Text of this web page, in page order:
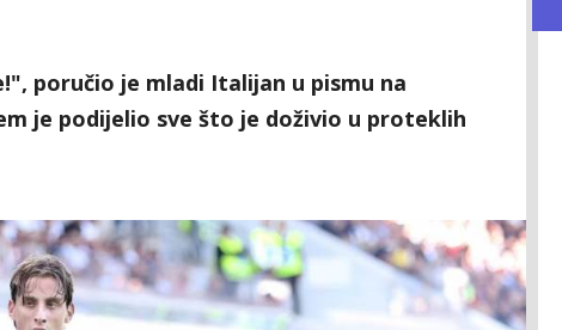
poručio je mladi Italijan u pismu na
je podijelio sve što je doživio u proteklih